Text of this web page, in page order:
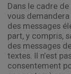
Dans le cadre
vous
des messages
part, y compris,
des messages
textes. Il n’est
consentement